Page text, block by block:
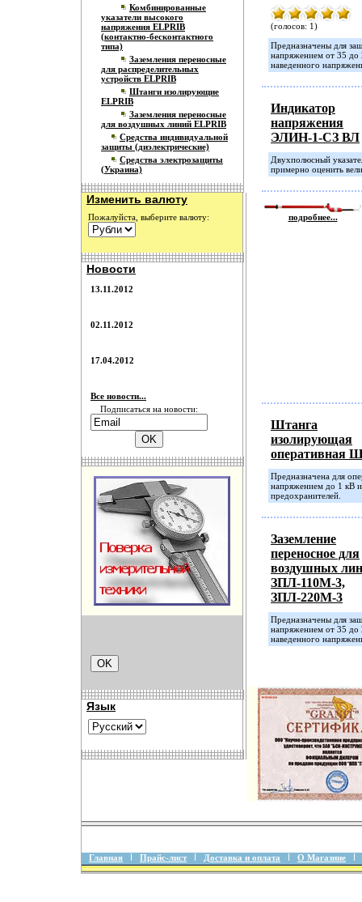
Комбинированные
указатели высокого
напряжения ELPRIB
(контактно-бесконтактного
типа)
Заземления переносные
для распределительных
устройств ELPRIB
Штанги изолирующие
ELPRIB
Заземления переносные
для воздушных линий ELPRIB
Средства индивидуальной
защиты (диэлектрические)
Средства электрозащиты
(Украина)
Изменить валюту
Пожалуйста, выберите валюту:
Новости
13.11.2012
02.11.2012
17.04.2012
Все новости...
Подписаться на новости:
Язык
(голосов: 1)
Предназначены для
напряжением от 35 до
наведенного
Индикатор
напряжения
ЭЛИН-1-СЗ ВЛ
Двухполюсный
примерно оценить
подробнее...
Штанга
изолирующая
оперативная
Предназначена для
напряжением до 1 кВ и
предохранителей.
Заземление
переносное для
воздушных
ЗПЛ-110М-3,
ЗПЛ-220М-3
Предназначены для
напряжением от 35 до
наведенного
Главная Прайс-лист Доставка и оплата О Магазине